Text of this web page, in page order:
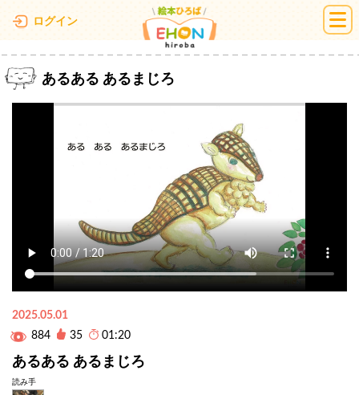
ログイン 絵本ひろば
あるある あるまじろ
2025.05.01
884
35 01:20
あるある あるまじろ
読み手